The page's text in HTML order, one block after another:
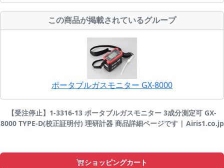
この商品が掲載されているグループ
ポータブルガスモニター GX-8000
【受注停止】1-3316-13 ポータブルガスモニター 3成分測定可 GX-
8000 TYPE-D(校正証明付) 理研計器 商品詳細ページです | Airis1.co.jp
ショッピングカート